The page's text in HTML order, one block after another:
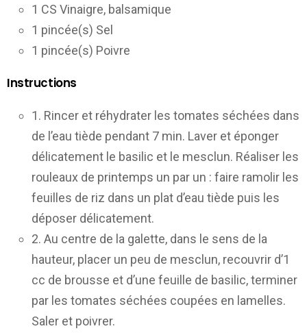
1 CS Vinaigre, balsamique
1 pincée(s) Sel
1 pincée(s) Poivre
Instructions
1. Rincer et réhydrater les tomates séchées dans
de l’eau tiède pendant 7 min. Laver et éponger
délicatement le basilic et le mesclun. Réaliser les
rouleaux de printemps un par un : faire ramolir les
feuilles de riz dans un plat d’eau tiède puis les
déposer délicatement.
2. Au centre de la galette, dans le sens de la
hauteur, placer un peu de mesclun, recouvrir d’1
cc de brousse et d’une feuille de basilic, terminer
par les tomates séchées coupées en lamelles.
Saler et poivrer.